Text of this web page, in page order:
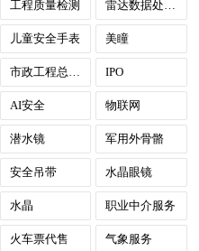
工程质量检测
儿童安全手表 美瞳
IPO
AI安全 物联网
潜水镜 军用外骨骼
安全吊带 水晶眼镜
水晶 职业中介服务
火车票代售 气象服务